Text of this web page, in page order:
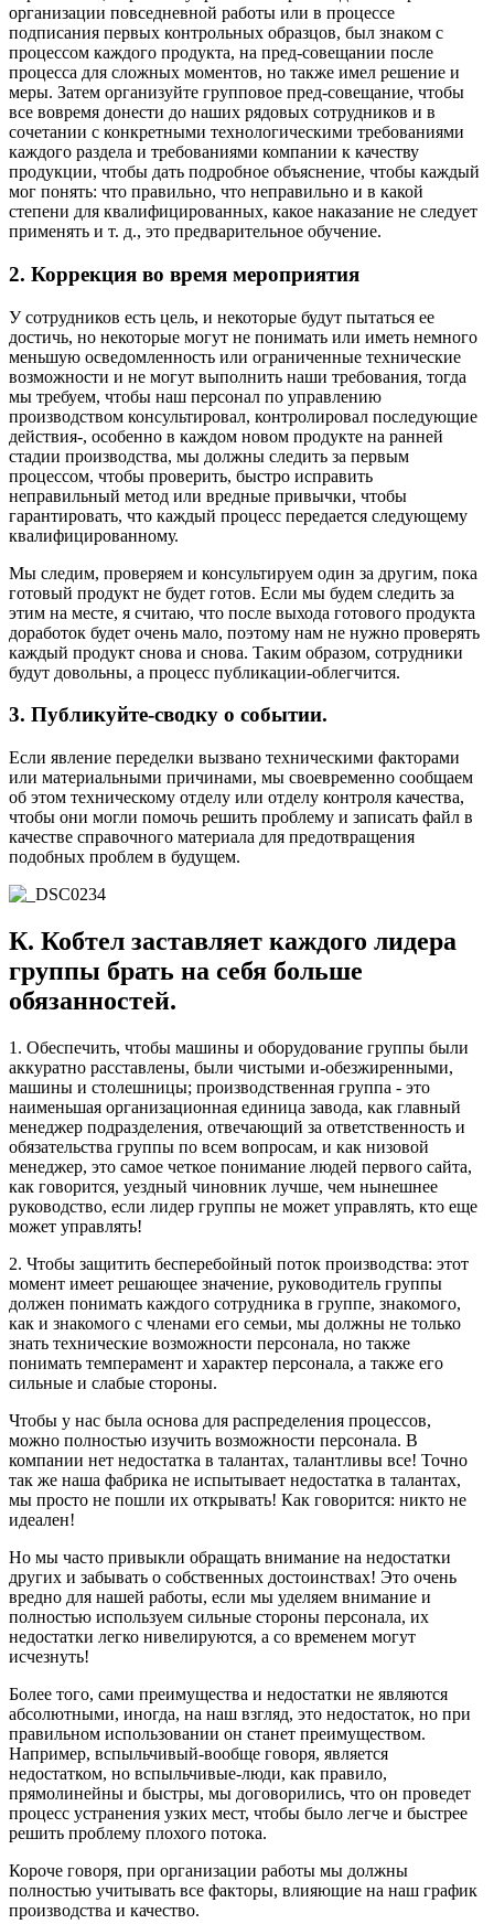
организации повседневной работы или в процессе
подписания первых контрольных образцов, был знаком с
процессом каждого продукта, на пред-совещании после
процесса для сложных моментов, но также имел решение и
меры. Затем организуйте групповое пред-совещание, чтобы
все вовремя донести до наших рядовых сотрудников и в
сочетании с конкретными технологическими требованиями
каждого раздела и требованиями компании к качеству
продукции, чтобы дать подробное объяснение, чтобы каждый
мог понять: что правильно, что неправильно и в какой
степени для квалифицированных, какое наказание не следует
применять и т. д., это предварительное обучение.
2. Коррекция во время мероприятия
У сотрудников есть цель, и некоторые будут пытаться ее
достичь, но некоторые могут не понимать или иметь немного
меньшую осведомленность или ограниченные технические
возможности и не могут выполнить наши требования, тогда
мы требуем, чтобы наш персонал по управлению
производством консультировал, контролировал последующие
действия-, особенно в каждом новом продукте на ранней
стадии производства, мы должны следить за первым
процессом, чтобы проверить, быстро исправить
неправильный метод или вредные привычки, чтобы
гарантировать, что каждый процесс передается следующему
квалифицированному.
Мы следим, проверяем и консультируем один за другим, пока
готовый продукт не будет готов. Если мы будем следить за
этим на месте, я считаю, что после выхода готового продукта
доработок будет очень мало, поэтому нам не нужно проверять
каждый продукт снова и снова. Таким образом, сотрудники
будут довольны, а процесс публикации-облегчится.
3. Публикуйте-сводку о событии.
Если явление переделки вызвано техническими факторами
или материальными причинами, мы своевременно сообщаем
об этом техническому отделу или отделу контроля качества,
чтобы они могли помочь решить проблему и записать файл в
качестве справочного материала для предотвращения
подобных проблем в будущем.
К. Кобтел заставляет каждого лидера
группы брать на себя больше
обязанностей.
1. Обеспечить, чтобы машины и оборудование группы были
аккуратно расставлены, были чистыми и-обезжиренными,
машины и столешницы; производственная группа - это
наименьшая организационная единица завода, как главный
менеджер подразделения, отвечающий за ответственность и
обязательства группы по всем вопросам, и как низовой
менеджер, это самое четкое понимание людей первого сайта,
как говорится, уездный чиновник лучше, чем нынешнее
руководство, если лидер группы не может управлять, кто еще
может управлять!
2. Чтобы защитить бесперебойный поток производства: этот
момент имеет решающее значение, руководитель группы
должен понимать каждого сотрудника в группе, знакомого,
как и знакомого с членами его семьи, мы должны не только
знать технические возможности персонала, но также
понимать темперамент и характер персонала, а также его
сильные и слабые стороны.
Чтобы у нас была основа для распределения процессов,
можно полностью изучить возможности персонала. В
компании нет недостатка в талантах, талантливы все! Точно
так же наша фабрика не испытывает недостатка в талантах,
мы просто не пошли их открывать! Как говорится: никто не
идеален!
Но мы часто привыкли обращать внимание на недостатки
других и забывать о собственных достоинствах! Это очень
вредно для нашей работы, если мы уделяем внимание и
полностью используем сильные стороны персонала, их
недостатки легко нивелируются, а со временем могут
исчезнуть!
Более того, сами преимущества и недостатки не являются
абсолютными, иногда, на наш взгляд, это недостаток, но при
правильном использовании он станет преимуществом.
Например, вспыльчивый-вообще говоря, является
недостатком, но вспыльчивые-люди, как правило,
прямолинейны и быстры, мы договорились, что он проведет
процесс устранения узких мест, чтобы было легче и быстрее
решить проблему плохого потока.
Короче говоря, при организации работы мы должны
полностью учитывать все факторы, влияющие на наш график
производства и качество.